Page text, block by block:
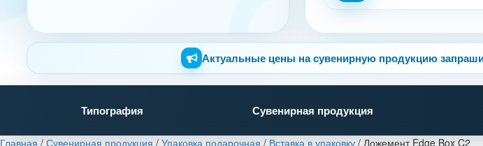
Актуальные цены на сувенирную продукцию
Типография Сувенирная продукция
Главная / Сувенирная продукция / Упаковка подарочная / Вставка в упаковку / Ложемент Edge Box C2